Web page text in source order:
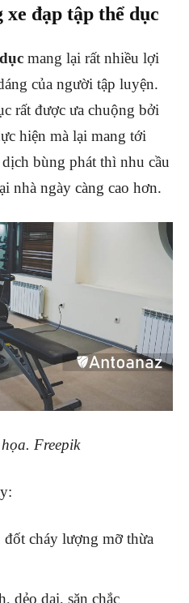
đạp tập thể dục
mang lại rất nhiều lợi
của người tập luyện.
rất được ưa chuộng bởi
hiện mà lại mang tới
bùng phát thì nhu cầu
nhà ngày càng cao hơn.
Freepik
cháy lượng mỡ thừa
dẻo dai, săn chắc